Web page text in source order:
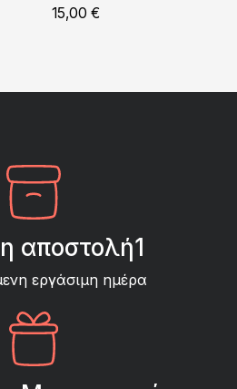
15,00 €
αποστολή1
εργάσιμη ημέρα